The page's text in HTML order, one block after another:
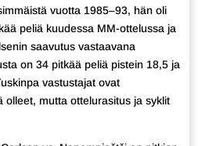
vuotta 1985–93, hän oli
peliä kuudessa MM-ottelussa ja
saavutus vastaavana
on 34 pitkää peliä pistein 18,5 ja
vastustajat ovat
olleet, mutta ottelurasitus ja syklit